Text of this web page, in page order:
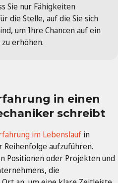
Sie nur Fähigkeiten
die Stelle, auf die Sie sich
um Ihre Chancen auf ein
erhöhen.
in einen
schreibt
im Lebenslauf in
aufzuführen.
Positionen oder Projekten und
die